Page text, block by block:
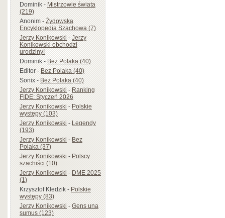
Dominik-Mistrzowie świata
(219)
Anonim-Żydowska
Encyklopedia Szachowa (7)
Jerzy Konikowski-Jerzy
Konikowski obchodzi
urodziny!
Dominik-Bez Polaka (40)
Editor-Bez Polaka (40)
Sonix-Bez Polaka (40)
Jerzy Konikowski-Ranking
FIDE: Styczeń 2026
Jerzy Konikowski-Polskie
występy (103)
Jerzy Konikowski-Legendy
(193)
Jerzy Konikowski-Bez
Polaka (37)
Jerzy Konikowski-Polscy
szachiści (10)
Jerzy Konikowski-DME 2025
(1)
Krzysztof Kledzik-Polskie
występy (83)
Jerzy Konikowski-Gens una
sumus (123)